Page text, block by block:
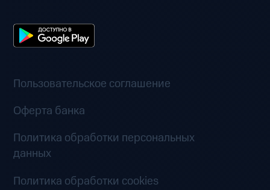
Пользовательское соглашение
Оферта банка
Политика обработки персональных
данных
Политика обработки cookies